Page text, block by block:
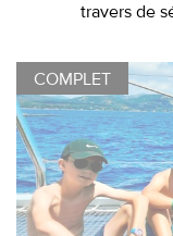
travers de
COMPLET